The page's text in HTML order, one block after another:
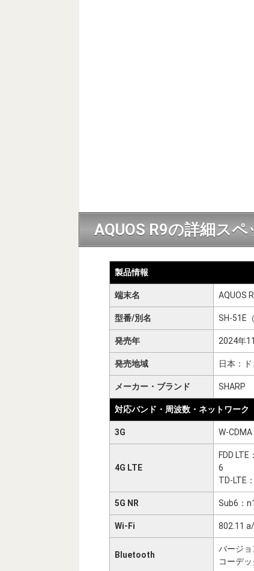
AQUOS R9の詳細スペ
製品情報
端末名 AQUOS
型番/別名 SH-51E
発売年 2024年
発売地域 日本：
メーカー・ブランド SHARP
対応バンド・周波数・ネットワーク
3G W-
4G LTE
FDD
6
TD-LTE
5G NR Sub6：
Wi-Fi 802.11
Bluetooth
バージ
コーデ